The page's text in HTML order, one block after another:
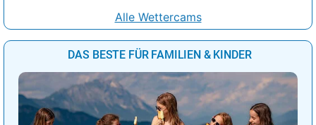
Alle Wettercams
DAS BESTE FÜR FAMILIEN & KINDER